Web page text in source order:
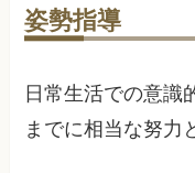
姿勢指導
日常生活での意識
までに相当な努力